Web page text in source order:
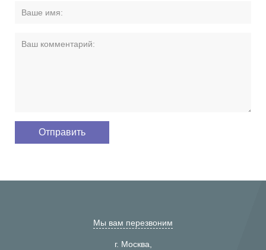
Мы вам перезвоним
г. Москва,